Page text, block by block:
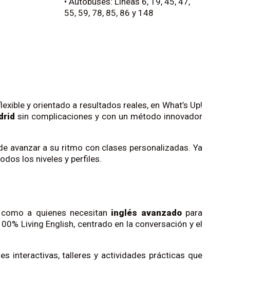
55, 59, 78, 85, 86 y 148
y orientado a resultados reales, en What’s Up!
sin complicaciones y con un método innovador
avanzar a su ritmo con clases personalizadas. Ya
los niveles y perfiles.
a quienes necesitan inglés avanzadopara
Living English, centrado en la conversación y el
interactivas, talleres y actividades prácticas que